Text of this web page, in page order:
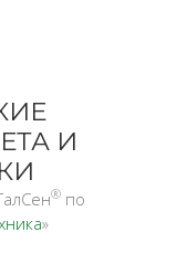
И
® по
»